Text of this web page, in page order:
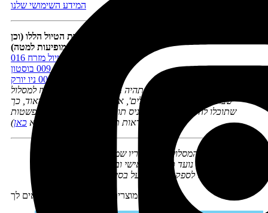
המידע השימושי שלנו
כדי למלא את המסלול בתוכן מומלץ להיעזר בתוכניות הטיול הללו (וכן
תוכנית טיול מזרח 016
ערים 009 בוסטון
תוכנית הטיול המוצעת לא תהיה בהכרח זהה במאה אחוז למסלול
שבחרתם ב'מחולל-המסלולים', אך היא תהיה דומה לו מאוד, כך
שתוכלו להיעזר בה כדי להכניס תוכן לימי הטיול בקלות ובפשטות
(אפשר לראות תוכניות חינאמיות לדוגמא כאן)
הזכויות ב'מחולל-המסלולים' ובתוצריו שמורות לנטע דגני
שימוש מסחרי או לספק שירותים על בסיסו
מוצרים נוספים שיכולים להתאים לך: